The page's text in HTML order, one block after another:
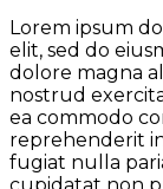
Lorem ipsum
elit, sed do
dolore magna
nostrud
ea commodo
reprehenderit
fugiat nulla